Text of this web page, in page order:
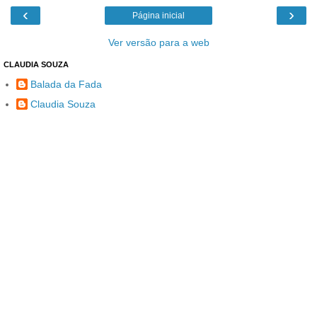
‹ ›
Página inicial
Ver versão para a web
CLAUDIA SOUZA
Balada da Fada
Claudia Souza